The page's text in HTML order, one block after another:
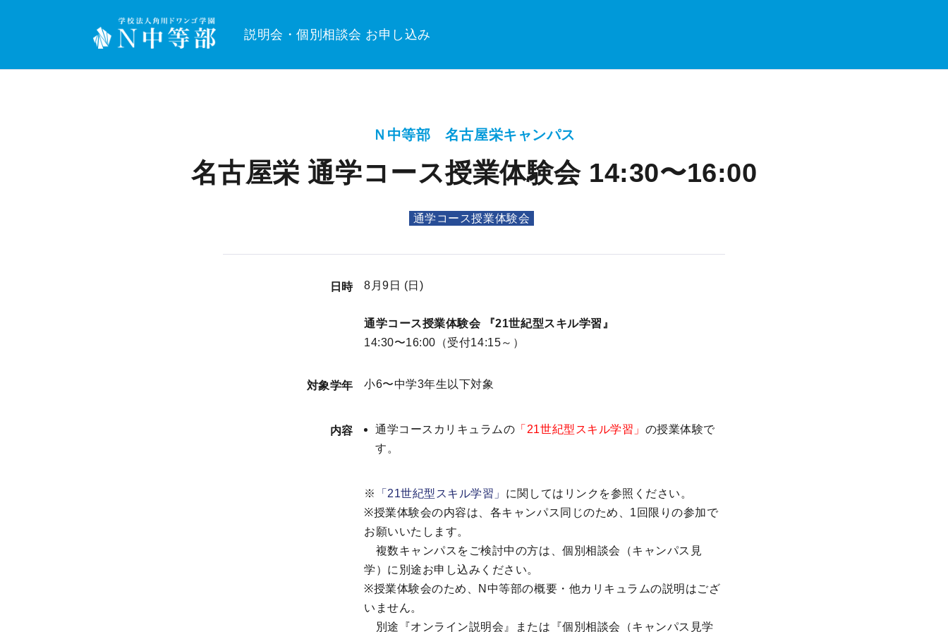
説明会・個別相談会 お申し込み
Ｎ中等部 名古屋栄キャンパス
名古屋栄 通学コース授業体験会 14:30〜16:00
通学コース授業体験会
日時 8月9日 (日)
通学コース授業体験会 『21世紀型スキル学習』
14:30〜16:00（受付14:15～）
対象学年 小6〜中学3年生以下対象
内容 通学コースカリキュラムの 「21世紀型スキル学習」 の授業体験で
す。
※ 「21世紀型スキル学習」 に関してはリンクを参照ください。
※授業体験会の内容は、各キャンパス同じのため、1回限りの参加で
お願いいたします。
複数キャンパスをご検討中の方は、個別相談会（キャンパス見
学）に別途お申し込みください。
※授業体験会のため、N中等部の概要・他カリキュラムの説明はござ
いません。
別途『オンライン説明会』または『個別相談会（キャンパス見学